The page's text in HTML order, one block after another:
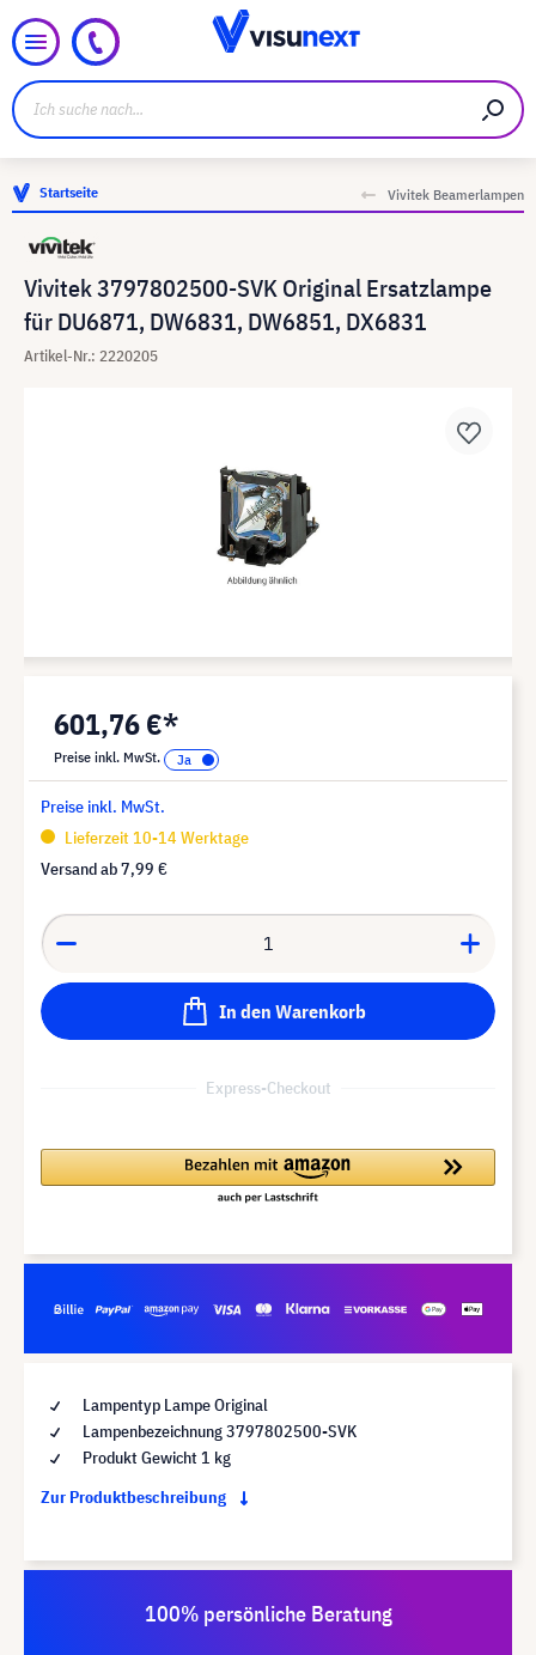
Startseite Vivitek Beamerlampen
Vivitek 3797802500-SVK Original Ersatzlampe
für DU6871, DW6831, DW6851, DX6831
Artikel-Nr.: 2220205
601,76 €*
Preise inkl. MwSt.
Preise inkl. MwSt.
Lieferzeit 10-14 Werktage
Versand ab7,99 €
In den Warenkorb
Express-Checkout
Lampentyp Lampe Original
Lampenbezeichnung 3797802500-SVK
Produkt Gewicht 1 kg
Zur Produktbeschreibung
100% persönliche Beratung